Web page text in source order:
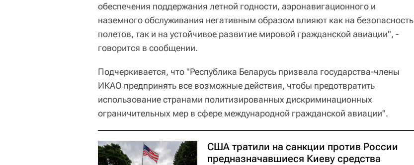
обеспечения поддержания летной годности, аэронавигационного и
наземного обслуживания негативным образом влияют как на безопасность
полетов, так и на устойчивое развитие мировой гражданской авиации", -
говорится в сообщении.
Подчеркивается, что "Республика Беларусь призвала государства-члены
ИКАО предпринять все возможные действия, чтобы предотвратить
использование странами политизированных дискриминационных
ограничительных мер в сфере международной гражданской авиации".
США тратили на санкции против России
предназначавшиеся Киеву средства